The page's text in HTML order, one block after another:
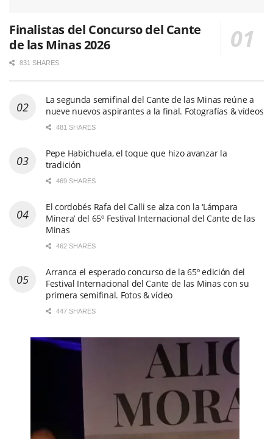
Finalistas del Concurso del Cante
de las Minas 2026
831 SHARES
La segunda semifinal del Cante de las Minas reúne a
nueve nuevos aspirantes a la final. Fotografías & vídeos
481 SHARES
Pepe Habichuela, el toque que hizo avanzar la
tradición
469 SHARES
El cordobés Rafa del Calli se alza con la ‘Lámpara
Minera’ del 65º Festival Internacional del Cante de las
Minas
462 SHARES
Arranca el esperado concurso de la 65º edición del
Festival Internacional del Cante de las Minas con su
primera semifinal. Fotos & vídeo
447 SHARES